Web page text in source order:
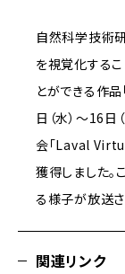
自然科学技術
を視覚化する
とができる作
日（水）～16
会「Laval
獲得しました
る様子が放送さ
関連リンク